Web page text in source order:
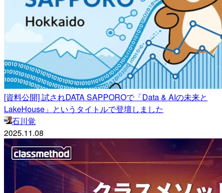
[資料公開] 試されDATA SAPPOROで「Data & AIの未来と
LakeHouse」というタイトルで登壇しました
石川覚
2025.11.08